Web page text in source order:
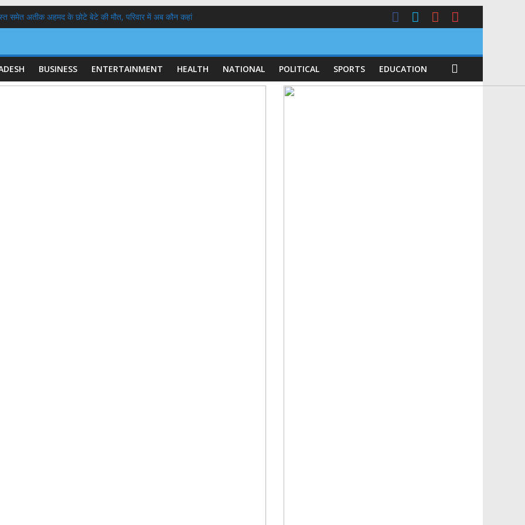
समेत अतीक अहमद के छोटे बेटे की मौत, परिवार में अब कौन कहां
और बताते हैं इरफान हबीब और रोमिला थापर ?
में कांवड़ लाने पर SDM कोर्ट से नोट‍िस, भरे 20-20 हज़ार के बंधपत्र
आपत्तिजनक कंटेंट, मार्क जुकरबर्ग ने मांगी माफी
BUSINESS ENTERTAINMENT HEALTH NATIONAL POLITICAL SPORTS EDUCATION